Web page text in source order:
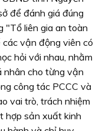
để đánh giá đúng
"Tổ liên gia an toàn
các vận động viên có
hỏi với nhau, nhằm
nhân cho từng vận
công tác PCCC và
vai trò, trách nhiệm
hợp sản xuất kinh